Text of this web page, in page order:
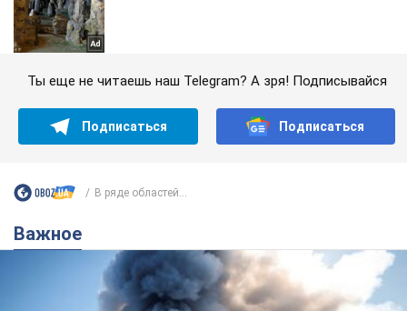
Ты еще не читаешь наш Telegram? А зря! Подписывайся
Подписаться Подписаться
В ряде областей...
Важное